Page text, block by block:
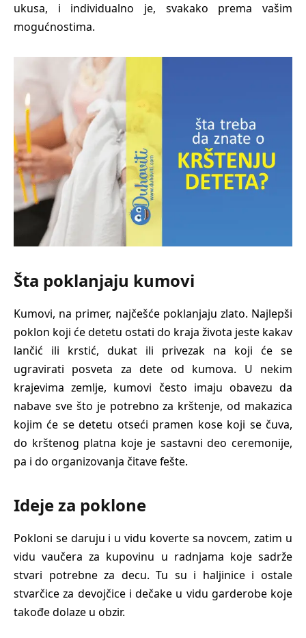
ukusa, i individualno je, svakako prema vašim
mogućnostima.
Šta poklanjaju kumovi
Kumovi, na primer, najčešće poklanjaju zlato. Najlepši
poklon koji će detetu ostati do kraja života jeste kakav
lančić ili krstić, dukat ili privezak na koji će se
ugravirati posveta za dete od kumova. U nekim
krajevima zemlje, kumovi često imaju obavezu da
nabave sve što je potrebno za krštenje, od makazica
kojim će se detetu otseći pramen kose koji se čuva,
do krštenog platna koje je sastavni deo ceremonije,
pa i do organizovanja čitave fešte.
Ideje za poklone
Pokloni se daruju i u vidu koverte sa novcem, zatim u
vidu vaučera za kupovinu u radnjama koje sadrže
stvari potrebne za decu. Tu su i haljinice i ostale
stvarčice za devojčice i dečake u vidu garderobe koje
takođe dolaze u obzir.